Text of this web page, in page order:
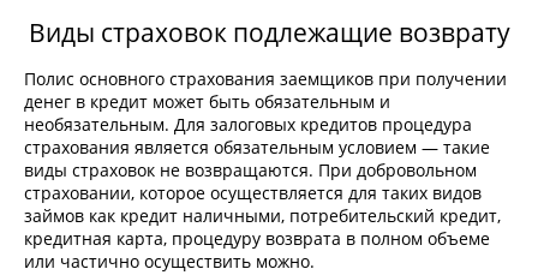
Виды страховок подлежащие возврату
Полис основного страхования заемщиков при получении
денег в кредит может быть обязательным и
необязательным. Для залоговых кредитов процедура
страхования является обязательным условием — такие
виды страховок не возвращаются. При добровольном
страховании, которое осуществляется для таких видов
займов как кредит наличными, потребительский кредит,
кредитная карта, процедуру возврата в полном объеме
или частично осуществить можно.